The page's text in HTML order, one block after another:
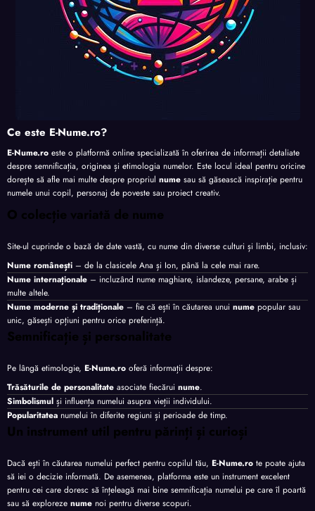
Ce este E-Nume.ro?
E-Nume.ro este o platformă online specializată în oferirea de informații detaliate
despre semnificația, originea și etimologia numelor. Este locul ideal pentru oricine
dorește să afle mai multe despre propriul nume sau să găsească inspirație pentru
numele unui copil, personaj de poveste sau proiect creativ.
O colecție variată de nume
Site-ul cuprinde o bază de date vastă, cu nume din diverse culturi și limbi, inclusiv:
Nume românești – de la clasicele Ana și Ion, până la cele mai rare.
Nume internaționale – incluzând nume maghiare, islandeze, persane, arabe și
multe altele.
Nume moderne și tradiționale – fie că ești în căutarea unui nume popular sau
unic, găsești opțiuni pentru orice preferință.
Semnificație și personalitate
Pe lângă etimologie, E-Nume.ro oferă informații despre:
Trăsăturile de personalitate asociate fiecărui nume.
Simbolismul și influența numelui asupra vieții individului.
Popularitatea numelui în diferite regiuni și perioade de timp.
Un instrument util pentru părinți și curioși
Dacă ești în căutarea numelui perfect pentru copilul tău, E-Nume.ro te poate ajuta
să iei o decizie informată. De asemenea, platforma este un instrument excelent
pentru cei care doresc să înțeleagă mai bine semnificația numelui pe care îl poartă
sau să exploreze nume noi pentru diverse scopuri.